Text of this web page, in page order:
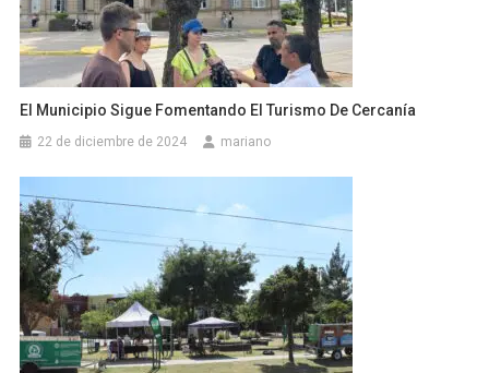
El Municipio Sigue Fomentando El Turismo De Cercanía
22 de diciembre de 2024 mariano